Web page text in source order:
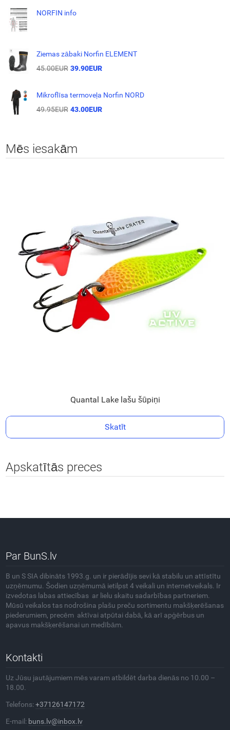
NORFIN info
Ziemas zābaki Norfin ELEMENT
45.00EUR 39.90EUR
Mikroflīsa termoveļa Norfin NORD
49.95EUR 43.00EUR
Mēs iesakām
Quantal Lake lašu šūpiņi
Skatīt
Apskatītās preces
Par BunS.lv
B un S SIA dibināts 1993.g. un ir pierādījis sevi kā stabilu un attīstītu
uzņēmumu. Šodien uzņēmumā ietilpst 4 veikali un internetveikals. Ir
izvedotas labas attiecības ar lielu skaitu sadarbības partneriem.
Mūsū veikalos tas nodrošina plašu preču sortimentu makšķerēšanas
piederumiem, precēm aktīvai atpūtai dabā, kā arī apģērbus un
apavus makšķerēšanai un medībām.
Kontakti
Uz Jūsu jautājumiem mēs varam atbildēt darba dienās no 10.00 –
18.00.
Telefons:+37126147172
E-mail: buns.lv@inbox.lv